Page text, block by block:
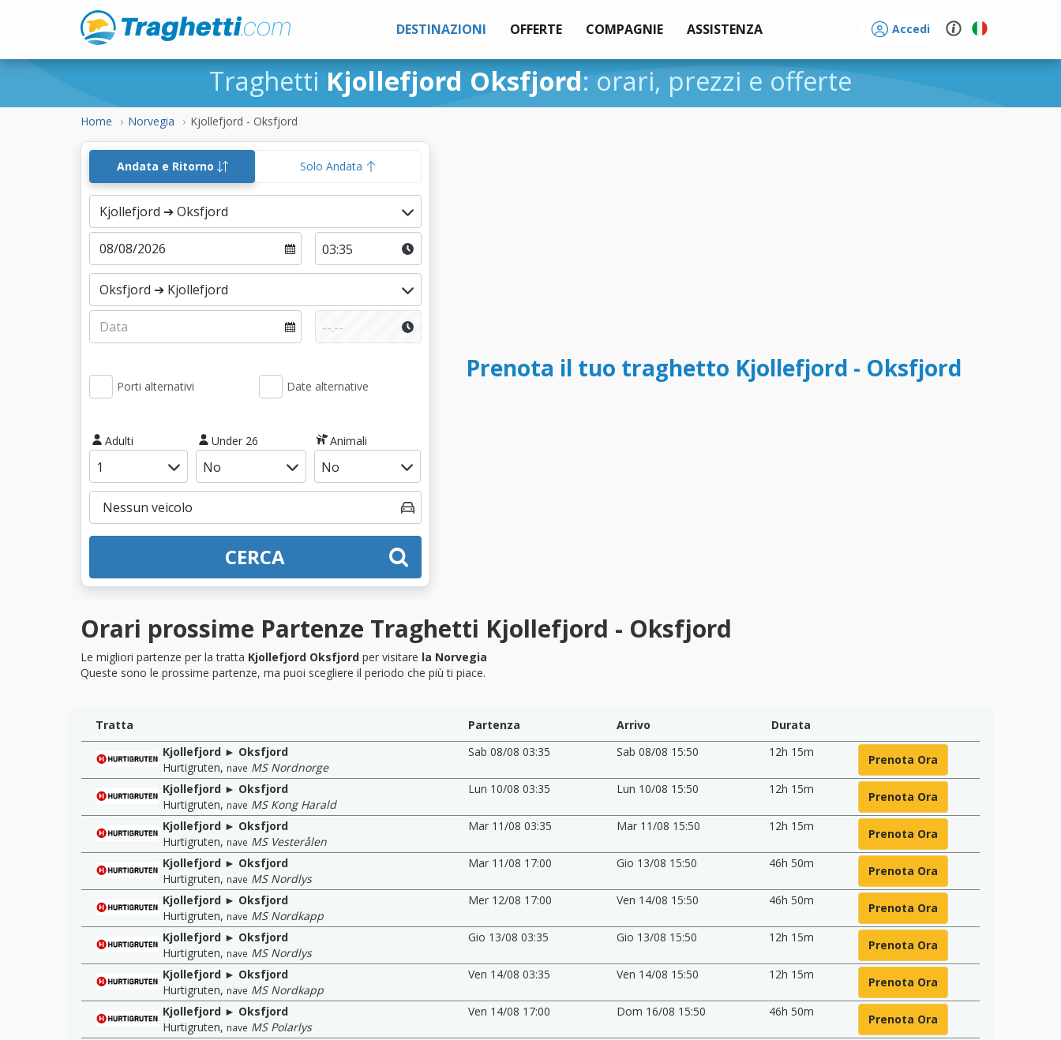
DESTINAZIONI OFFERTE COMPAGNIE ASSISTENZA Accedi
Traghetti Kjollefjord Oksfjord: orari, prezzi e offerte
Home Norvegia Kjollefjord - Oksfjord
Andata e Ritorno Solo Andata
Porti alternativi Date alternative
Adulti Under 26 Animali
CERCA
Prenota il tuo traghetto Kjollefjord - Oksfjord
Orari prossime Partenze Traghetti Kjollefjord - Oksfjord
Le migliori partenze per la tratta Kjollefjord Oksfjord per visitare la Norvegia
Queste sono le prossime partenze, ma puoi scegliere il periodo che più ti piace.
Tratta Partenza Arrivo
Durata
Kjollefjord ► Oksfjord
Hurtigruten, nave MS Nordnorge
Sab 08/08 03:35 Sab 08/08 15:50 12h 15m
Prenota Ora
Kjollefjord ► Oksfjord
Hurtigruten, nave MS Kong Harald
Lun 10/08 03:35 Lun 10/08 15:50 12h 15m
Prenota Ora
Kjollefjord ► Oksfjord
Hurtigruten, nave MS Vesterålen
Mar 11/08 03:35 Mar 11/08 15:50 12h 15m
Prenota Ora
Kjollefjord ► Oksfjord
Hurtigruten, nave MS Nordlys
Mar 11/08 17:00 Gio 13/08 15:50 46h 50m
Prenota Ora
Kjollefjord ► Oksfjord
Hurtigruten, nave MS Nordkapp
Mer 12/08 17:00 Ven 14/08 15:50 46h 50m
Prenota Ora
Kjollefjord ► Oksfjord
Hurtigruten, nave MS Nordlys
Gio 13/08 03:35 Gio 13/08 15:50 12h 15m
Prenota Ora
Kjollefjord ► Oksfjord
Hurtigruten, nave MS Nordkapp
Ven 14/08 03:35 Ven 14/08 15:50 12h 15m
Prenota Ora
Kjollefjord ► Oksfjord
Hurtigruten, nave MS Polarlys
Ven 14/08 17:00 Dom 16/08 15:50 46h 50m
Prenota Ora